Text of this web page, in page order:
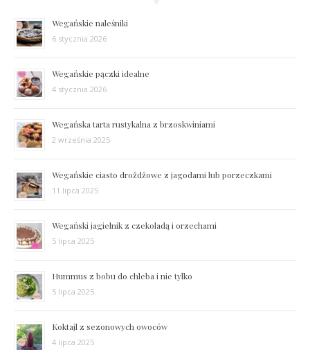
Wegańskie naleśniki
6 stycznia 2026
Wegańskie pączki idealne
4 stycznia 2026
Wegańska tarta rustykalna z brzoskwiniami
2 września 2025
Wegańskie ciasto drożdżowe z jagodami lub porzeczkami
11 lipca 2025
Wegański jagielnik z czekoladą i orzechami
5 lipca 2025
Hummus z bobu do chleba i nie tylko
5 lipca 2025
Koktajl z sezonowych owoców
4 lipca 2025